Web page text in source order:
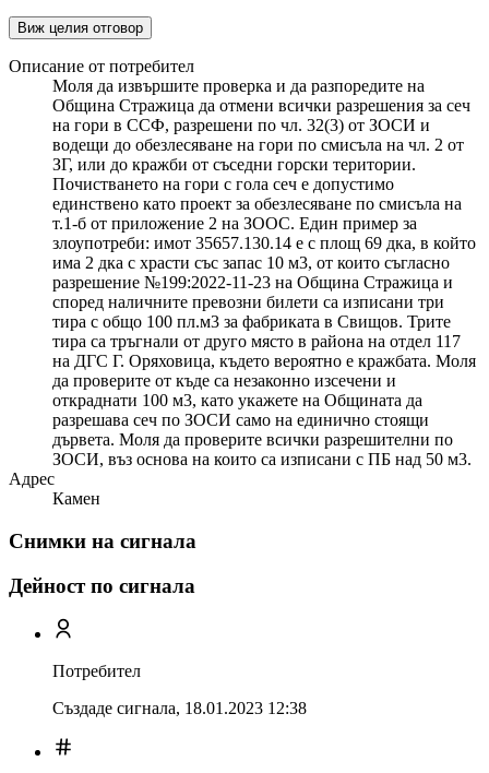
Виж целия отговор
Описание от потребител
Моля да извършите проверка и да разпоредите на
Община Стражица да отмени всички разрешения за сеч
на гори в ССФ, разрешени по чл. 32(3) от ЗОСИ и
водещи до обезлесяване на гори по смисъла на чл. 2 от
ЗГ, или до кражби от съседни горски територии.
Почистването на гори с гола сеч е допустимо
единствено като проект за обезлесяване по смисъла на
т.1-б от приложение 2 на ЗООС. Един пример за
злоупотреби: имот 35657.130.14 е с площ 69 дка, в който
има 2 дка с храсти със запас 10 м3, от които съгласно
разрешение №199:2022-11-23 на Община Стражица и
според наличните превозни билети са изписани три
тира с общо 100 пл.м3 за фабриката в Свищов. Трите
тира са тръгнали от друго място в района на отдел 117
на ДГС Г. Оряховица, където вероятно е кражбата. Моля
да проверите от къде са незаконно изсечени и
откраднати 100 м3, като укажете на Общината да
разрешава сеч по ЗОСИ само на единично стоящи
дървета. Моля да проверите всички разрешителни по
ЗОСИ, въз основа на които са изписани с ПБ над 50 м3.
Адрес
Камен
Снимки на сигнала
Дейност по сигнала
Потребител
Създаде сигнала, 18.01.2023 12:38